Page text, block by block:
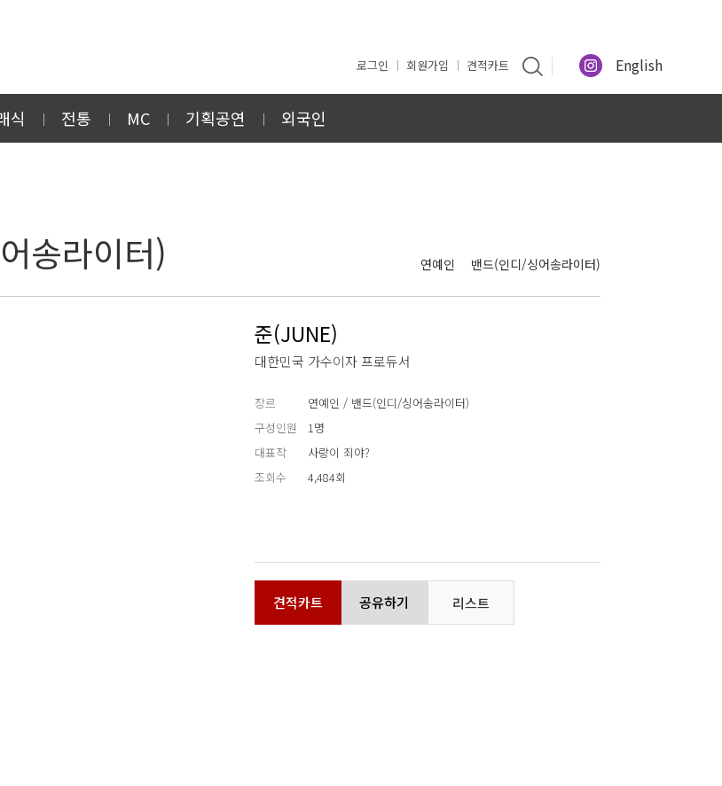
로그인 회원가입 견적카트 English
식 전통 MC 기획공연 외국인
연예인 밴드(인디/싱어송라이터)
송라이터)
준(JUNE)
대한민국 가수이자 프로듀서
장르
연예인 / 밴드(인디/싱어송라이터)
구성인원
1명
대표작
사랑이 죄야?
조회수
4,484회
견적카트 공유하기 리스트